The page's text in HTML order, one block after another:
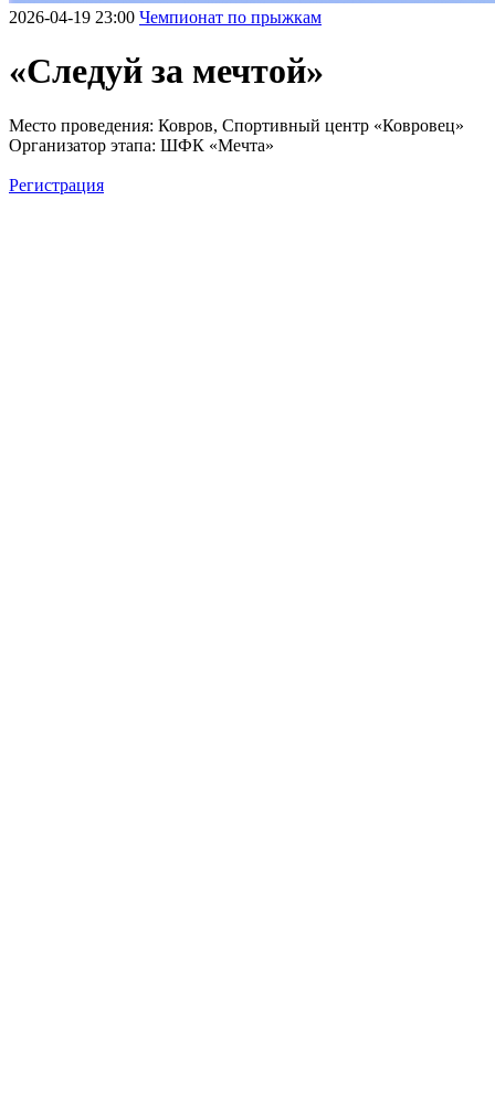
2026-04-19 23:00 Чемпионат по прыжкам
«Следуй за мечтой»
Место проведения: Ковров, Спортивный центр «Ковровец»
Организатор этапа: ШФК «Мечта»
Регистрация